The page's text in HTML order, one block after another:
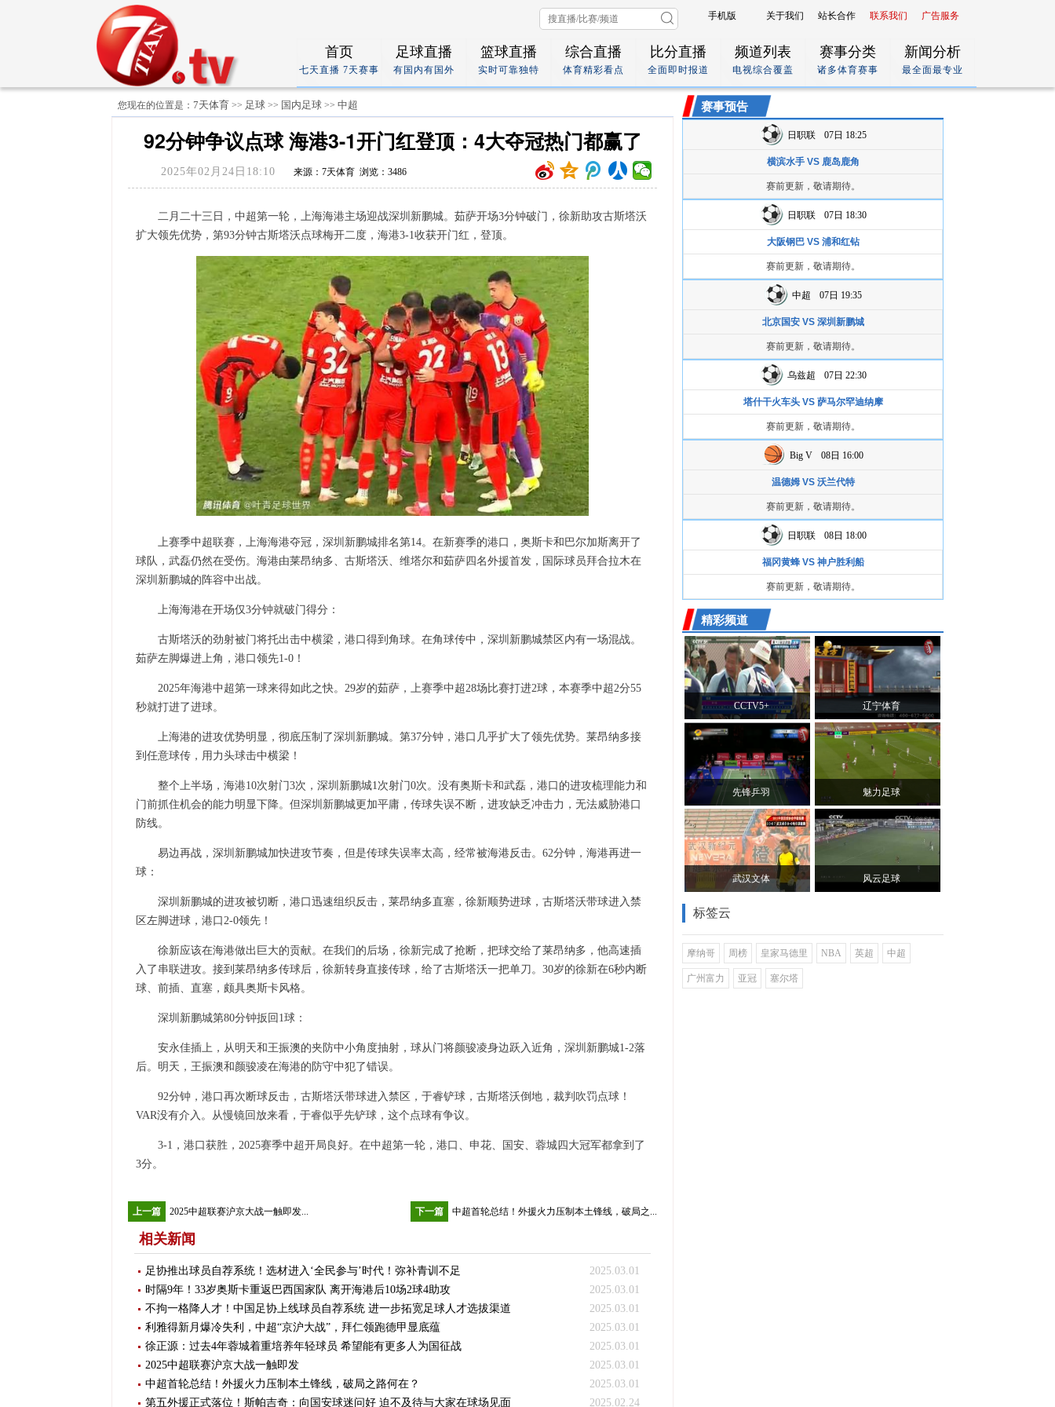
手机版 关于我们 站长合作 联系我们 广告服务
足球直播
有国内有国外
篮球直播
实时可靠独特
综合直播
体育精彩看点
比分直播
全面即时报道
频道列表
电视综合覆盖
赛事分类
诸多体育赛事
新闻分析
最全面最专业
首页
七天直播 7天赛事
您现在的位置是： 7天体育 >> 足球 >> 国内足球 >> 中超
92分钟争议点球 海港3-1开门红登顶：4大夺冠热门都赢了
2025年02月24日18:10 来源：7天体育 浏览：3486
二月二十三日，中超第一轮，上海海港主场迎战深圳新鹏城。茹萨开场3分钟破门，徐新助攻古斯塔沃
扩大领先优势，第93分钟古斯塔沃点球梅开二度，海港3-1收获开门红，登顶。
上赛季中超联赛，上海海港夺冠，深圳新鹏城排名第14。在新赛季的港口，奥斯卡和巴尔加斯离开了
球队，武磊仍然在受伤。海港由莱昂纳多、古斯塔沃、维塔尔和茹萨四名外援首发，国际球员拜合拉木在
深圳新鹏城的阵容中出战。
上海海港在开场仅3分钟就破门得分：
古斯塔沃的劲射被门将托出击中横梁，港口得到角球。在角球传中，深圳新鹏城禁区内有一场混战。
茹萨左脚爆进上角，港口领先1-0！
2025年海港中超第一球来得如此之快。29岁的茹萨，上赛季中超28场比赛打进2球，本赛季中超2分55
秒就打进了进球。
上海港的进攻优势明显，彻底压制了深圳新鹏城。第37分钟，港口几乎扩大了领先优势。莱昂纳多接
到任意球传，用力头球击中横梁！
整个上半场，海港10次射门3次，深圳新鹏城1次射门0次。没有奥斯卡和武磊，港口的进攻梳理能力和
门前抓住机会的能力明显下降。但深圳新鹏城更加平庸，传球失误不断，进攻缺乏冲击力，无法威胁港口
防线。
易边再战，深圳新鹏城加快进攻节奏，但是传球失误率太高，经常被海港反击。62分钟，海港再进一
球：
深圳新鹏城的进攻被切断，港口迅速组织反击，莱昂纳多直塞，徐新顺势进球，古斯塔沃带球进入禁
区左脚进球，港口2-0领先！
徐新应该在海港做出巨大的贡献。在我们的后场，徐新完成了抢断，把球交给了莱昂纳多，他高速插
入了串联进攻。接到莱昂纳多传球后，徐新转身直接传球，给了古斯塔沃一把单刀。30岁的徐新在6秒内断
球、前插、直塞，颇具奥斯卡风格。
深圳新鹏城第80分钟扳回1球：
安永佳插上，从明天和王振澳的夹防中小角度抽射，球从门将颜骏凌身边跃入近角，深圳新鹏城1-2落
后。明天，王振澳和颜骏凌在海港的防守中犯了错误。
92分钟，港口再次断球反击，古斯塔沃带球进入禁区，于睿铲球，古斯塔沃倒地，裁判吹罚点球！
VAR没有介入。从慢镜回放来看，于睿似乎先铲球，这个点球有争议。
3-1，港口获胜，2025赛季中超开局良好。在中超第一轮，港口、申花、国安、蓉城四大冠军都拿到了
3分。
上一篇 2025中超联赛沪京大战一触即发... 下一篇 中超首轮总结！外援火力压制本土锋线，破局之...
相关新闻
足协推出球员自荐系统！选材进入‘全民参与’时代！弥补青训不足
2025.03.01
时隔9年！33岁奥斯卡重返巴西国家队 离开海港后10场2球4助攻
2025.03.01
不拘一格降人才！中国足协上线球员自荐系统 进一步拓宽足球人才选拔渠道
2025.03.01
利雅得新月爆冷失利，中超“京沪大战”，拜仁领跑德甲显底蕴
2025.03.01
徐正源：过去4年蓉城着重培养年轻球员 希望能有更多人为国征战
2025.03.01
2025中超联赛沪京大战一触即发
2025.03.01
中超首轮总结！外援火力压制本土锋线，破局之路何在？
2025.03.01
第五外援正式落位！斯帕吉奇：向国安球迷问好 迫不及待与大家在球场见面
2025.02.24
赛事预告
日职联 07日 18:25
横滨水手 VS 鹿岛鹿角
赛前更新，敬请期待。
日职联 07日 18:30
大阪钢巴 VS 浦和红钻
赛前更新，敬请期待。
中超 07日 19:35
北京国安 VS 深圳新鹏城
赛前更新，敬请期待。
乌兹超 07日 22:30
塔什干火车头 VS 萨马尔罕迪纳摩
赛前更新，敬请期待。
Big V 08日 16:00
温德姆 VS 沃兰代特
赛前更新，敬请期待。
日职联 08日 18:00
福冈黄蜂 VS 神户胜利船
赛前更新，敬请期待。
精彩频道
CCTV5+ 辽宁体育
先锋乒羽 魅力足球
武汉文体 风云足球
标签云
摩纳哥 周榜 皇家马德里 NBA 英超 中超
广州富力 亚冠 塞尔塔